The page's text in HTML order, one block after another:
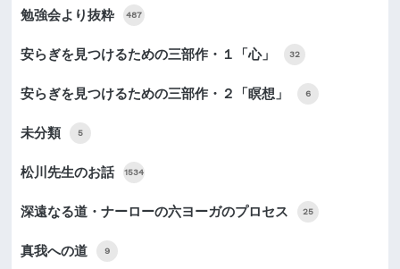
勉強会より抜粋 487
安らぎを見つけるための三部作・１「心」 32
安らぎを見つけるための三部作・２「瞑想」 6
未分類 5
松川先生のお話 1534
深遠なる道・ナーローの六ヨーガのプロセス 25
真我への道 9